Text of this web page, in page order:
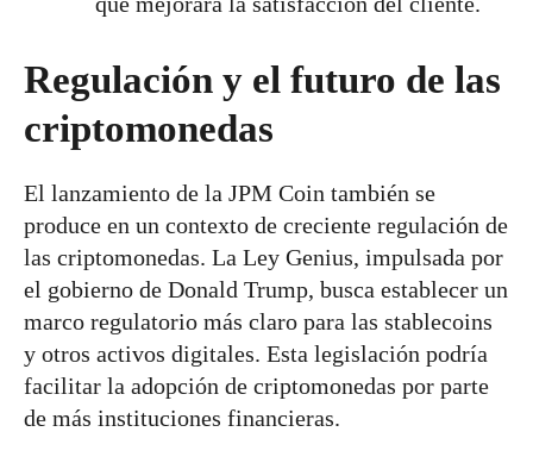
Regulación y el futuro de las
criptomonedas
El lanzamiento de la JPM Coin también se
produce en un contexto de creciente regulación de
las criptomonedas. La Ley Genius, impulsada por
el gobierno de Donald Trump, busca establecer un
marco regulatorio más claro para las stablecoins
y otros activos digitales. Esta legislación podría
facilitar la adopción de criptomonedas por parte
de más instituciones financieras.